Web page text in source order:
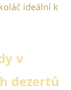
ideální k
v
dezertů